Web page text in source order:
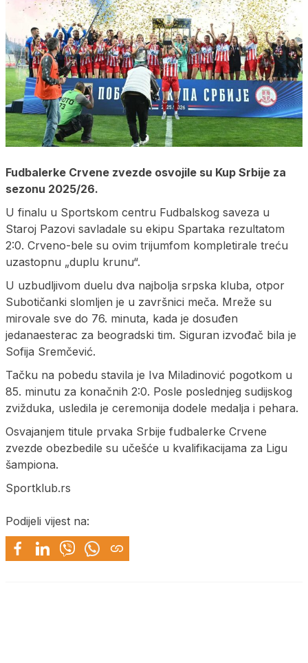
Fudbalerke Crvene zvezde osvojile su Kup Srbije za
sezonu 2025/26.
U finalu u Sportskom centru Fudbalskog saveza u
Staroj Pazovi savladale su ekipu Spartaka rezultatom
2:0. Crveno-bele su ovim trijumfom kompletirale treću
uzastopnu „duplu krunu“.
U uzbudljivom duelu dva najbolja srpska kluba, otpor
Subotičanki slomljen je u završnici meča. Mreže su
mirovale sve do 76. minuta, kada je dosuđen
jedanaesterac za beogradski tim. Siguran izvođač bila je
Sofija Sremčević.
Tačku na pobedu stavila je Iva Miladinović pogotkom u
85. minutu za konačnih 2:0. Posle poslednjeg sudijskog
zvižduka, usledila je ceremonija dodele medalja i pehara.
Osvajanjem titule prvaka Srbije fudbalerke Crvene
zvezde obezbedile su učešće u kvalifikacijama za Ligu
šampiona.
Sportklub.rs
Podijeli vijest na: